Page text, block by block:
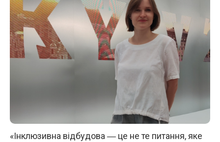
«Інклюзивна відбудова ― це не те питання, яке